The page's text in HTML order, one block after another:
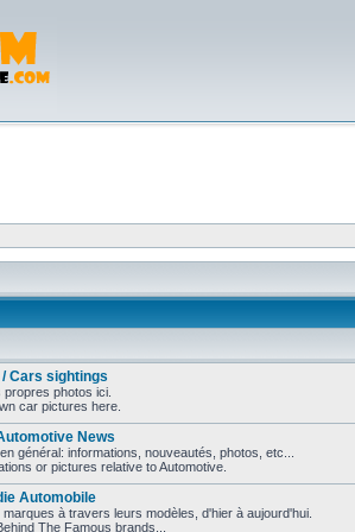
Cars sightings
photos ici.
car pictures here.
News
général: informations, nouveautés, photos, etc...
or pictures relative to Automotive.
Automobile
marques à travers leurs modèles, d'hier à aujourd'hui.
The Famous brands...